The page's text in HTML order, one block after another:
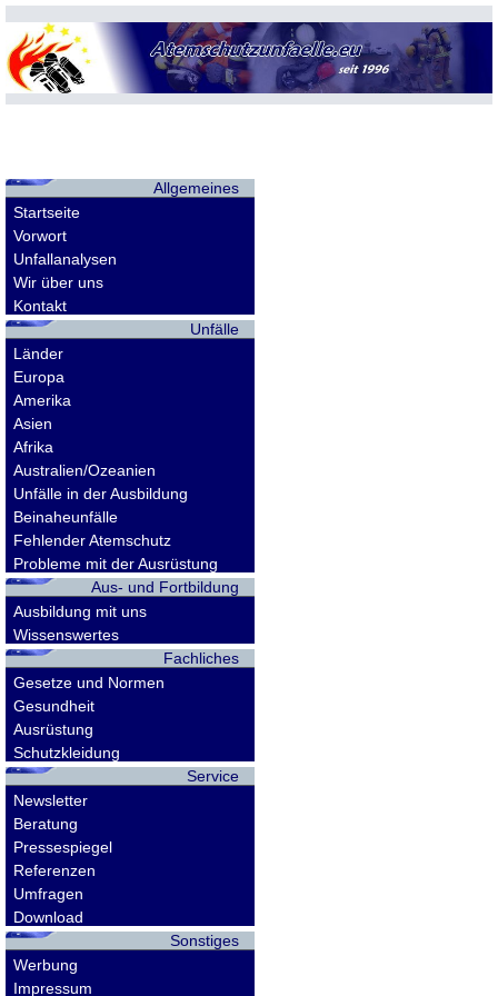
Allgemeines
Startseite
Vorwort
Unfallanalysen
Wir über uns
Kontakt
Unfälle
Länder
Europa
Amerika
Asien
Afrika
Australien/Ozeanien
Unfälle in der Ausbildung
Beinaheunfälle
Fehlender Atemschutz
Probleme mit der Ausrüstung
Aus- und Fortbildung
Ausbildung mit uns
Wissenswertes
Fachliches
Gesetze und Normen
Gesundheit
Ausrüstung
Schutzkleidung
Service
Newsletter
Beratung
Pressespiegel
Referenzen
Umfragen
Download
Sonstiges
Werbung
Impressum